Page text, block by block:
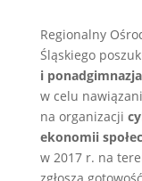
Regionalny
Śląskiego
i
w celu
na organizacji
ekonomii
w 2017 r. na